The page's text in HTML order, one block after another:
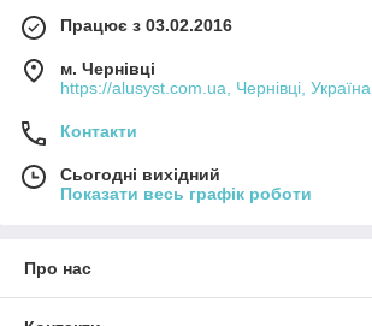
Працює з 03.02.2016
м. Чернівці
https://alusyst.com.ua, Чернівці, Україна
Контакти
Сьогодні вихідний
Показати весь графік роботи
Про нас